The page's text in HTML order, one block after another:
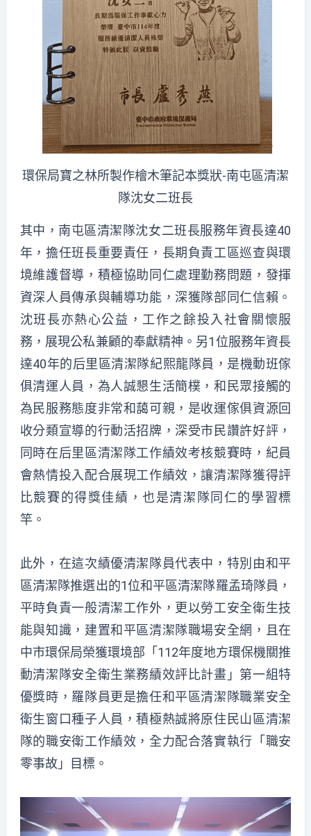
環保局寶之林所製作檜木筆記本獎狀-南屯區清潔
隊沈女二班長
其中，南屯區清潔隊沈女二班長服務年資長達40
年，擔任班長重要責任，長期負責工區巡查與環
境維護督導，積極協助同仁處理勤務問題，發揮
資深人員傳承與輔導功能，深獲隊部同仁信賴。
沈班長亦熱心公益，工作之餘投入社會關懷服
務，展現公私兼顧的奉獻精神。另1位服務年資長
達40年的后里區清潔隊紀熙龍隊員，是機動班傢
俱清運人員，為人誠懇生活簡樸，和民眾接觸的
為民服務態度非常和藹可親，是收運傢俱資源回
收分類宣導的行動活招牌，深受市民讚許好評，
同時在后里區清潔隊工作績效考核競賽時，紀員
會熱情投入配合展現工作績效，讓清潔隊獲得評
比競賽的得獎佳績，也是清潔隊同仁的學習標
竿。
此外，在這次績優清潔隊員代表中，特別由和平
區清潔隊推選出的1位和平區清潔隊羅孟琦隊員，
平時負責一般清潔工作外，更以勞工安全衛生技
能與知識，建置和平區清潔隊職場安全網，且在
中市環保局榮獲環境部「112年度地方環保機關推
動清潔隊安全衛生業務績效評比計畫」第一組特
優獎時，羅隊員更是擔任和平區清潔隊職業安全
衛生窗口種子人員，積極熱誠將原住民山區清潔
隊的職安衛工作績效，全力配合落實執行「職安
零事故」目標。